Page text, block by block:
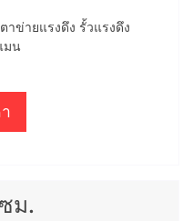
าข่ายแรงดึง รั้วแรงดึง
มน
ม.